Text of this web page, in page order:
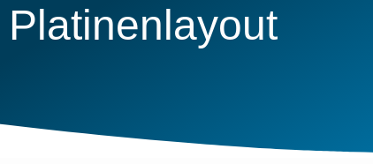
Platinenlayout